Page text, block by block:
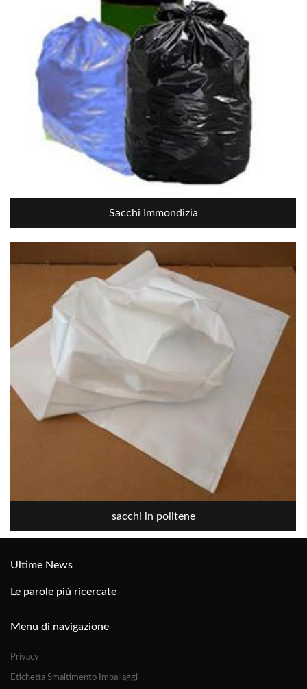
Sacchi Immondizia
sacchi in politene
Ultime News
Le parole più ricercate
Menu di navigazione
Privacy
Etichetta Smaltimento Imballaggi